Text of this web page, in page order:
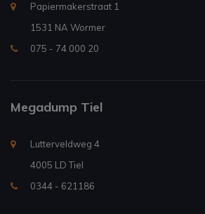
Papiermakerstraat 1
1531 NA Wormer
075 - 74 000 20
Megadump Tiel
Lutterveldweg 4
4005 LD Tiel
0344 - 621186